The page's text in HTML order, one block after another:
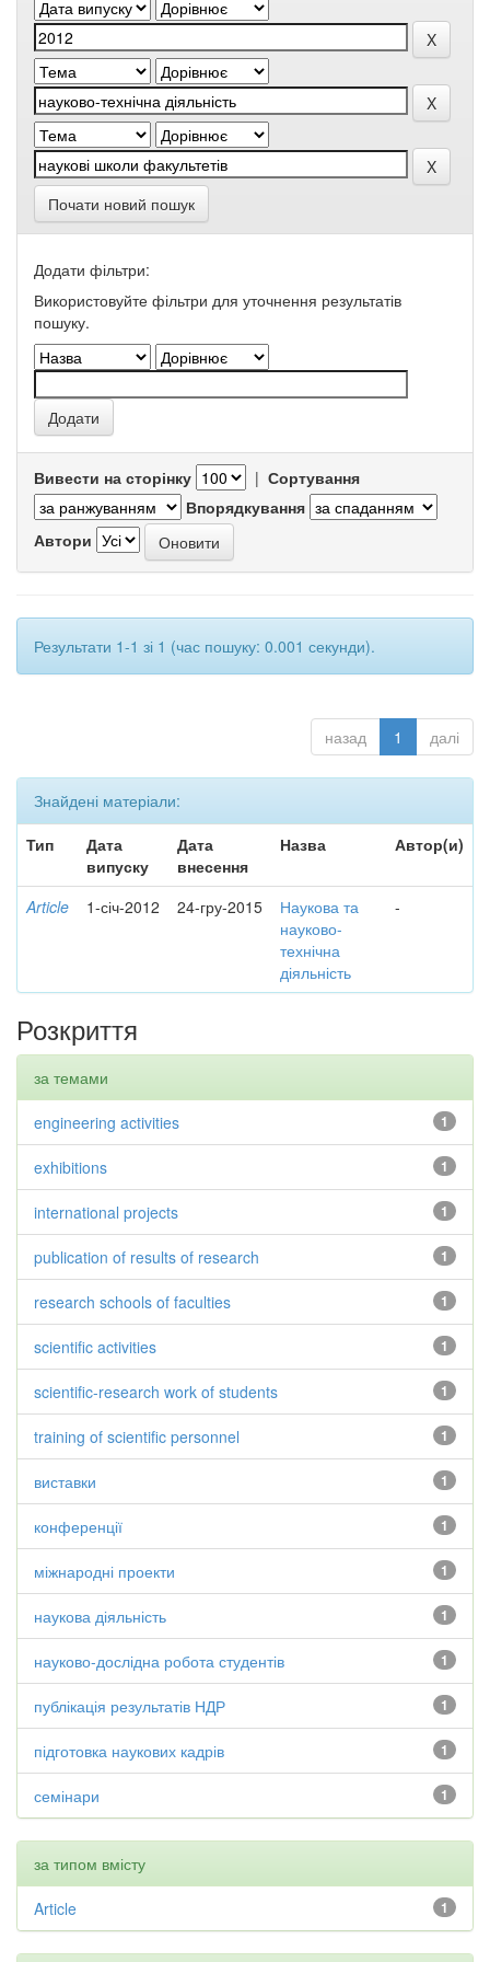
Почати новий пошук
Додати фільтри:
Використовуйте фільтри для уточнення результатів
пошуку.
Вивести на сторінку | Сортування
Впорядкування
Автори
Результати 1-1 зі 1 (час пошуку: 0.001 секунди).
назад 1 далі
Знайдені матеріали:
Тип
Дата
випуску
Дата
внесення
Назва Автор(и)
Article 1-січ-2012 24-гру-2015
Наукова та
науково-
технічна
діяльність
-
Розкриття
за темами
1
engineering activities
1
exhibitions
1
international projects
1
publication of results of research
1
research schools of faculties
1
scientific activities
1
scientific-research work of students
1
training of scientific personnel
1
виставки
1
конференції
1
міжнародні проекти
1
наукова діяльність
1
науково-дослідна робота студентів
1
публікація результатів НДР
1
підготовка наукових кадрів
1
семінари
за типом вмісту
1
Article